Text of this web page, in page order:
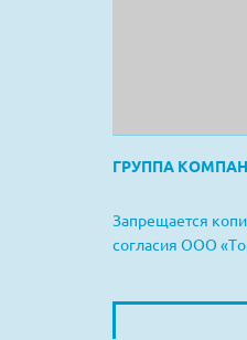
ГРУППА
Запрещается
согласия ООО